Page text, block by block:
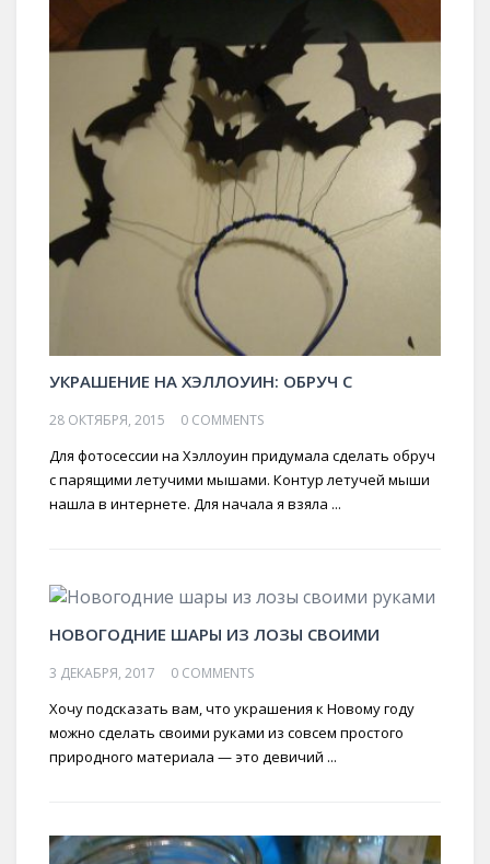
УКРАШЕНИЕ НА ХЭЛЛОУИН: ОБРУЧ С
28 ОКТЯБРЯ, 2015 0 COMMENTS
Для фотосессии на Хэллоуин придумала сделать обруч
с парящими летучими мышами. Контур летучей мыши
нашла в интернете. Для начала я взяла ...
НОВОГОДНИЕ ШАРЫ ИЗ ЛОЗЫ СВОИМИ
3 ДЕКАБРЯ, 2017 0 COMMENTS
Хочу подсказать вам, что украшения к Новому году
можно сделать своими руками из совсем простого
природного материала — это девичий ...